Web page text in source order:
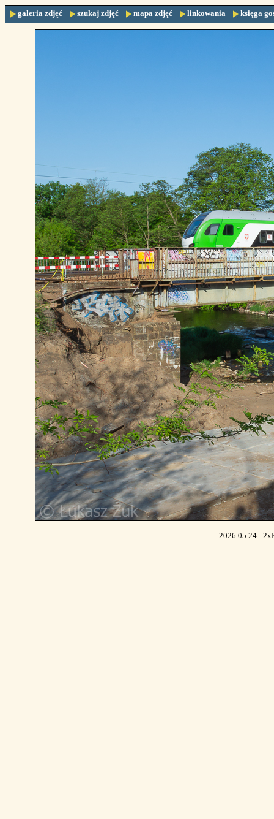
galeria zdjęć szukaj zdjęć mapa zdjęć linkowania księga
2026.05.24 -